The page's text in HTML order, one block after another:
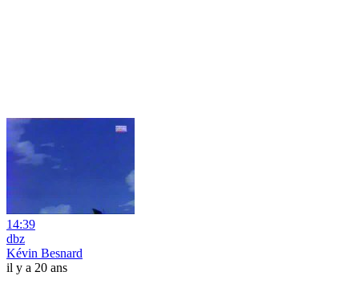
14:39
dbz
Kévin Besnard
il y a 20 ans